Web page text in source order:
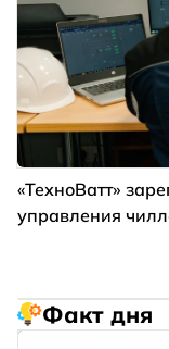
«ТехноВатт»
управления
Факт дня